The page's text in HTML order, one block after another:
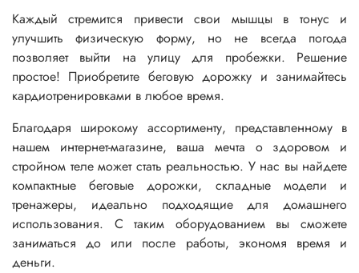
Каждый стремится привести свои мышцы в тонус и
улучшить физическую форму, но не всегда погода
позволяет выйти на улицу для пробежки. Решение
простое! Приобретите беговую дорожку и занимайтесь
кардиотренировками в любое время.
Благодаря широкому ассортименту, представленному в
нашем интернет-магазине, ваша мечта о здоровом и
стройном теле может стать реальностью. У нас вы найдете
компактные беговые дорожки, складные модели и
тренажеры, идеально подходящие для домашнего
использования. С таким оборудованием вы сможете
заниматься до или после работы, экономя время и
деньги.